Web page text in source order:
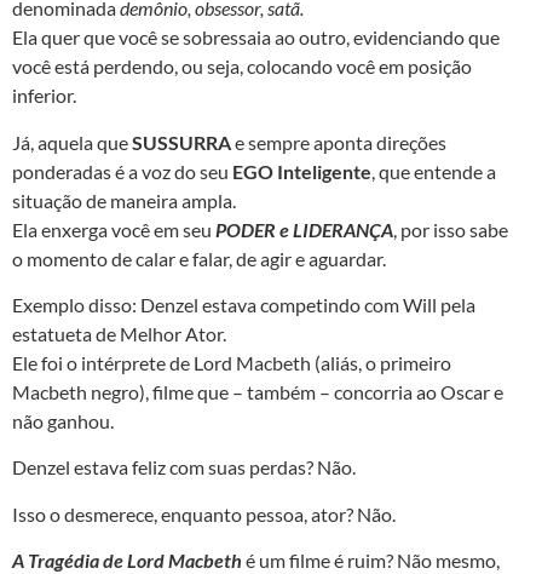
denominadademônio, obsessor, satã.
Ela quer que você se sobressaia ao outro, evidenciando que
você está perdendo, ou seja, colocando você em posição
inferior.
Já, aquela queSUSSURRAe sempre aponta direções
ponderadas é a voz do seu EGO Inteligente , que entende a
situação de maneira ampla.
Ela enxerga você em seu PODER e LIDERANÇA , por isso sabe
o momento de calar e falar, de agir e aguardar.
Exemplo disso: Denzel estava competindo com Will pela
estatueta de Melhor Ator.
Ele foi o intérprete de Lord Macbeth (aliás, o primeiro
Macbeth negro), filme que – também – concorria ao Oscar e
não ganhou.
Denzel estava feliz com suas perdas? Não.
Isso o desmerece, enquanto pessoa, ator? Não.
A Tragédia de Lord Macbeth é um filme é ruim? Não mesmo,